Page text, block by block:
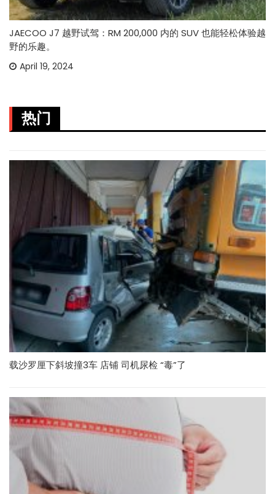
JAECOO J7 越野试驾：RM 200,000 内的 SUV 也能轻松体验越
野的乐趣。
April 19, 2024
热门
载沙罗厘下斜坡撞3车 店铺 司机尿检 “毒”了